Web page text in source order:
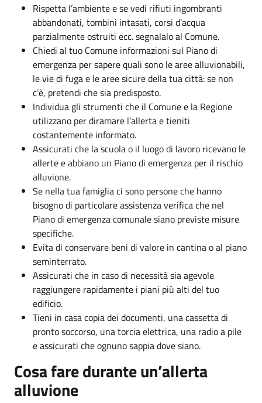
Rispetta l’ambiente e se vedi rifiuti ingombranti
abbandonati, tombini intasati, corsi d’acqua
parzialmente ostruiti ecc. segnalalo al Comune.
Chiedi al tuo Comune informazioni sul Piano di
emergenza per sapere quali sono le aree alluvionabili,
le vie di fuga e le aree sicure della tua città: se non
c’è, pretendi che sia predisposto.
Individua gli strumenti che il Comune e la Regione
utilizzano per diramare l’allerta e tieniti
costantemente informato.
Assicurati che la scuola o il luogo di lavoro ricevano le
allerte e abbiano un Piano di emergenza per il rischio
alluvione.
Se nella tua famiglia ci sono persone che hanno
bisogno di particolare assistenza verifica che nel
Piano di emergenza comunale siano previste misure
specifiche.
Evita di conservare beni di valore in cantina o al piano
seminterrato.
Assicurati che in caso di necessità sia agevole
raggiungere rapidamente i piani più alti del tuo
edificio.
Tieni in casa copia dei documenti, una cassetta di
pronto soccorso, una torcia elettrica, una radio a pile
e assicurati che ognuno sappia dove siano.
Cosa fare durante un’allerta
alluvione